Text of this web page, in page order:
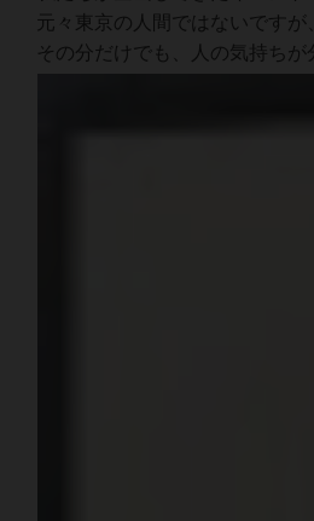
元々東京の人間ではないです
その分だけでも、人の気持ち